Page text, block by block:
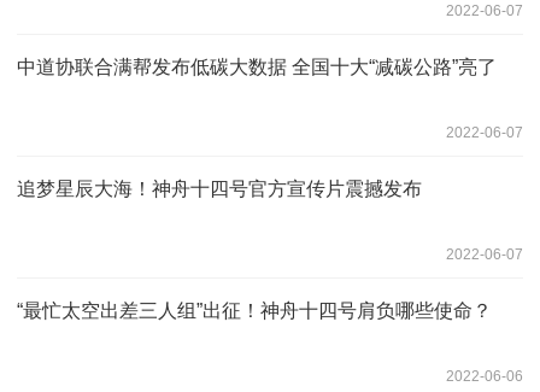
2022-06-07
中道协联合满帮发布低碳大数据 全国十大“减碳公路”亮了
2022-06-07
追梦星辰大海！神舟十四号官方宣传片震撼发布
2022-06-07
“最忙太空出差三人组”出征！神舟十四号肩负哪些使命？
2022-06-06